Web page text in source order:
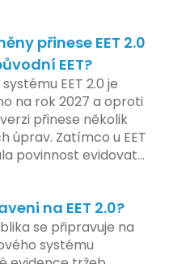
EET 2.0 do
prodejců
nového systému,
dohledu nad
pravidel.
co se občas zasekly, až
dotykové
umí pomalu i kafe
vím jistě: legislativa
základní pravidlo
pokladna musí šlapat
Jinak jsou problémy.
přinese EET 2.0
EET?
EET 2.0 je
na rok 2027 a oproti
přinese několik
úprav. Zatímco u EET
povinnost evidovat
transakci – nově
povinnost odvíjet od
činnosti a
na EET 2.0?
se připravuje na
systému